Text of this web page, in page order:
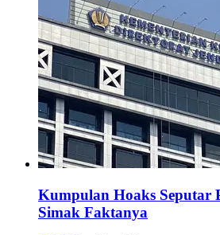
Kumpulan Hoaks Seputar
Simak Faktanya